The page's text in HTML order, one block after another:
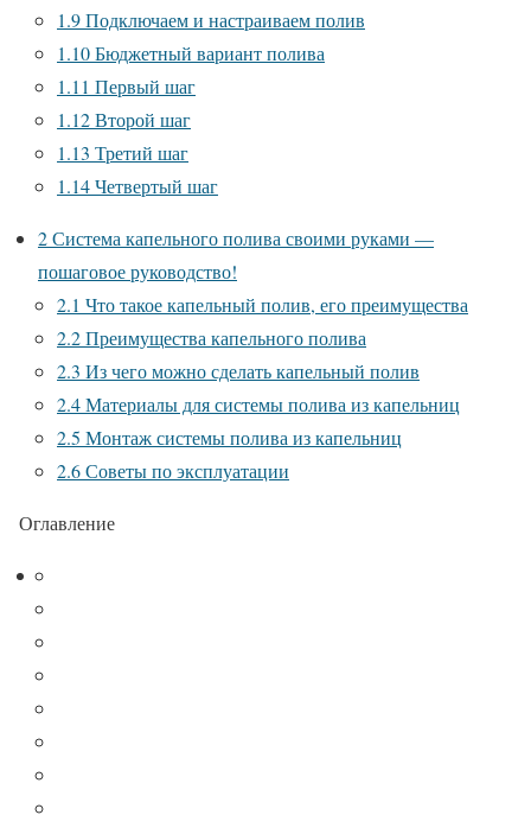
1.9Подключаем и настраиваем полив
1.10Бюджетный вариант полива
1.11 Первый шаг
1.12Второй шаг
1.13 Третий шаг
1.14Четвертый шаг
2Система капельного полива своими руками —
пошаговое руководство!
2.1 Что такое капельный полив, его преимущества
2.2Преимущества капельного полива
2.3 Из чего можно сделать капельный полив
2.4Материалы для системы полива из капельниц
2.5 Монтаж системы полива из капельниц
2.6Советы по эксплуатации
Оглавление